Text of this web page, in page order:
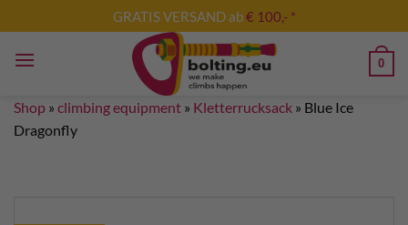
to
content
GRATIS VERSAND ab€ 100,- *
0
Shop » climbing equipment » Kletterrucksack » Blue Ice
Dragonfly